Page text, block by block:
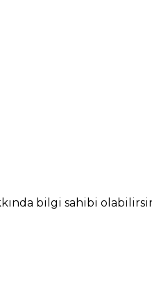
bilgi sahibi